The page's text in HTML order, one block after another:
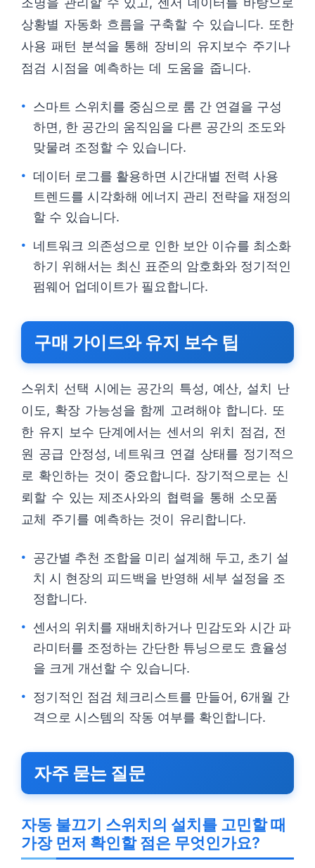
상황별 자동화 흐름을 구축할 수 있습니다. 또한
사용 패턴 분석을 통해 장비의 유지보수 주기나
점검 시점을 예측하는 데 도움을 줍니다.
스마트 스위치를 중심으로 룸 간 연결을 구성
하면, 한 공간의 움직임을 다른 공간의 조도와
맞물려 조정할 수 있습니다.
데이터 로그를 활용하면 시간대별 전력 사용
트렌드를 시각화해 에너지 관리 전략을 재정의
할 수 있습니다.
네트워크 의존성으로 인한 보안 이슈를 최소화
하기 위해서는 최신 표준의 암호화와 정기적인
펌웨어 업데이트가 필요합니다.
구매 가이드와 유지 보수 팁
스위치 선택 시에는 공간의 특성, 예산, 설치 난
이도, 확장 가능성을 함께 고려해야 합니다. 또
한 유지 보수 단계에서는 센서의 위치 점검, 전
원 공급 안정성, 네트워크 연결 상태를 정기적으
로 확인하는 것이 중요합니다. 장기적으로는 신
뢰할 수 있는 제조사와의 협력을 통해 소모품
교체 주기를 예측하는 것이 유리합니다.
공간별 추천 조합을 미리 설계해 두고, 초기 설
치 시 현장의 피드백을 반영해 세부 설정을 조
정합니다.
센서의 위치를 재배치하거나 민감도와 시간 파
라미터를 조정하는 간단한 튜닝으로도 효율성
을 크게 개선할 수 있습니다.
정기적인 점검 체크리스트를 만들어, 6개월 간
격으로 시스템의 작동 여부를 확인합니다.
자주 묻는 질문
자동 불끄기 스위치의 설치를 고민할 때
가장 먼저 확인할 점은 무엇인가요?